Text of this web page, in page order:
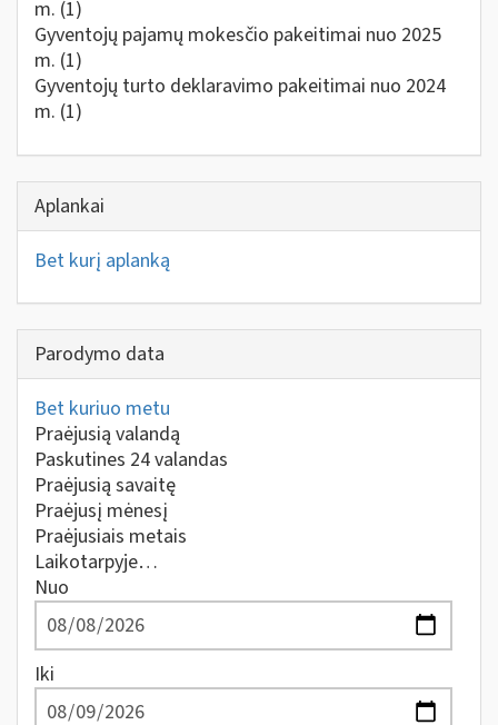
m. (1)
Gyventojų pajamų mokesčio pakeitimai nuo 2025
m. (1)
Gyventojų turto deklaravimo pakeitimai nuo 2024
m. (1)
Aplankai
Bet kurį aplanką
Parodymo data
Bet kuriuo metu
Praėjusią valandą
Paskutines 24 valandas
Praėjusią savaitę
Praėjusį mėnesį
Praėjusiais metais
Laikotarpyje…
Nuo
Iki